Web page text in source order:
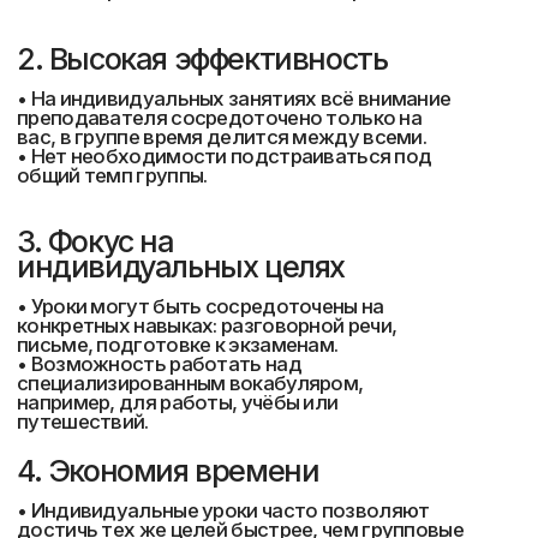
Сертификат
языковой уровень
После прохождения одного курса
(один языковой уровень) наши
студенты сдают тест на знание
языка и при положительном
Сертификат соответствует
общеевропейской компетенции
владения иностранным языком
CEFR – признанный во всём мире
стандарт для описания уровней
владения иностранным языком.